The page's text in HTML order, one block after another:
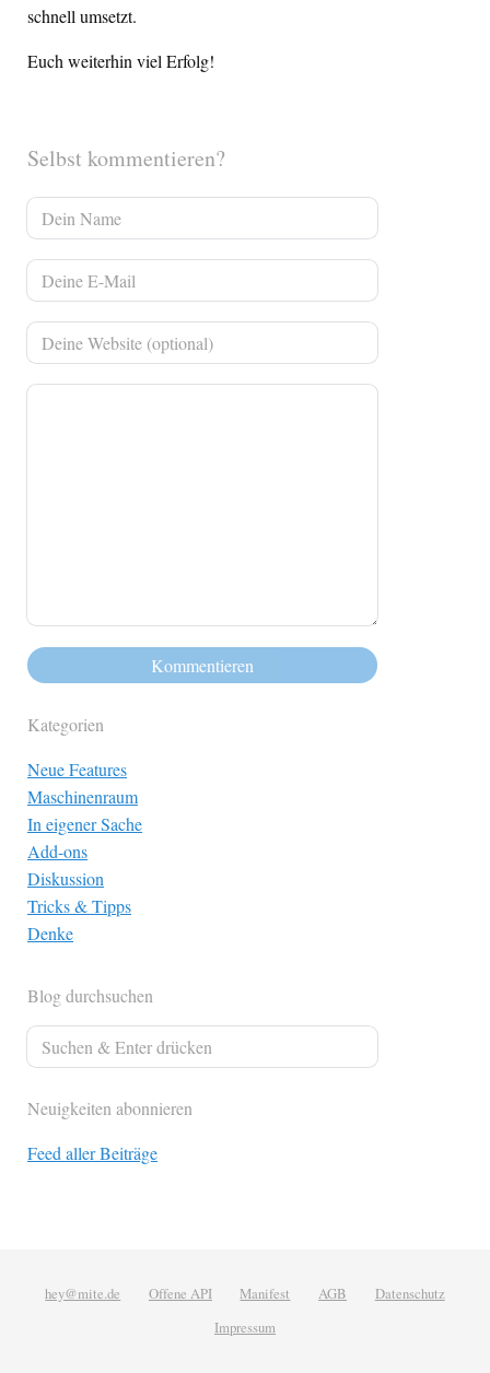
schnell umsetzt.
Euch weiterhin viel Erfolg!
Selbst kommentieren?
Kategorien
Neue Features
Maschinenraum
In eigener Sache
Add-ons
Diskussion
Tricks & Tipps
Denke
Blog durchsuchen
Neuigkeiten abonnieren
Feed aller Beiträge
hey@mite.de Offene API Manifest AGB
Datenschutz
Impressum